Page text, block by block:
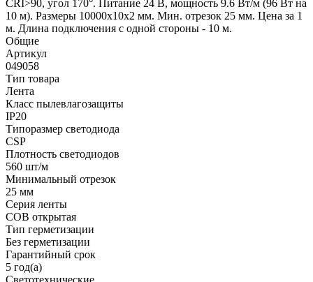
CRI>90, угол 170°. Питание 24 В, мощность 9.6 Вт/м (96 Вт на
10 м). Размеры 10000х10х2 мм. Мин. отрезок 25 мм. Цена за 1
м. Длина подключения с одной стороны - 10 м.
Общие
Артикул
049058
Тип товара
Лента
Класс пылевлагозащиты
IP20
Типоразмер светодиода
CSP
Плотность светодиодов
560 шт/м
Минимальный отрезок
25 мм
Серия ленты
COB открытая
Тип герметизации
Без герметизации
Гарантийный срок
5 год(а)
Светотехнические